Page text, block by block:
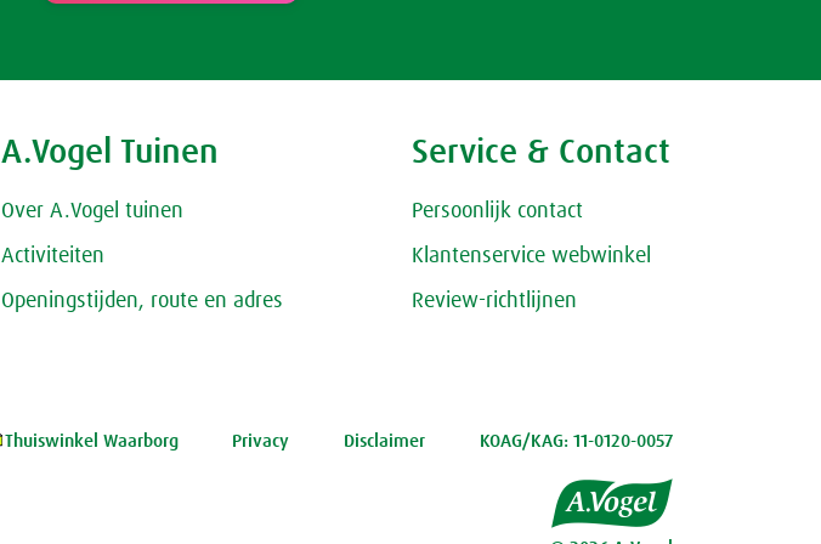
A.Vogel Tuinen
Over A.Vogel tuinen
Activiteiten
Openingstijden, route en adres
Service & Contact
Persoonlijk contact
Klantenservice webwinkel
Review-richtlijnen
Thuiswinkel Waarborg Privacy Disclaimer KOAG/KAG: 11-0120-0057
